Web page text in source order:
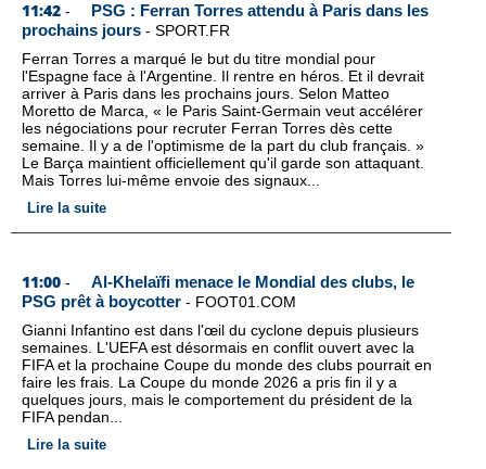
11:42 -
PSG : Ferran Torres attendu à Paris dans les
prochains jours - SPORT.FR
Ferran Torres a marqué le but du titre mondial pour
l'Espagne face à l'Argentine. Il rentre en héros. Et il devrait
arriver à Paris dans les prochains jours. Selon Matteo
Moretto de Marca, « le Paris Saint-Germain veut accélérer
les négociations pour recruter Ferran Torres dès cette
semaine. Il y a de l'optimisme de la part du club français. »
Le Barça maintient officiellement qu'il garde son attaquant.
Mais Torres lui-même envoie des signaux...
Lire la suite
11:00 -
Al-Khelaïfi menace le Mondial des clubs, le
PSG prêt à boycotter - FOOT01.COM
Gianni Infantino est dans l'œil du cyclone depuis plusieurs
semaines. L'UEFA est désormais en conflit ouvert avec la
FIFA et la prochaine Coupe du monde des clubs pourrait en
faire les frais. La Coupe du monde 2026 a pris fin il y a
quelques jours, mais le comportement du président de la
FIFA pendan...
Lire la suite